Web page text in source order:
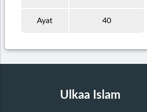
Ayat 40
Ulkaa Islam